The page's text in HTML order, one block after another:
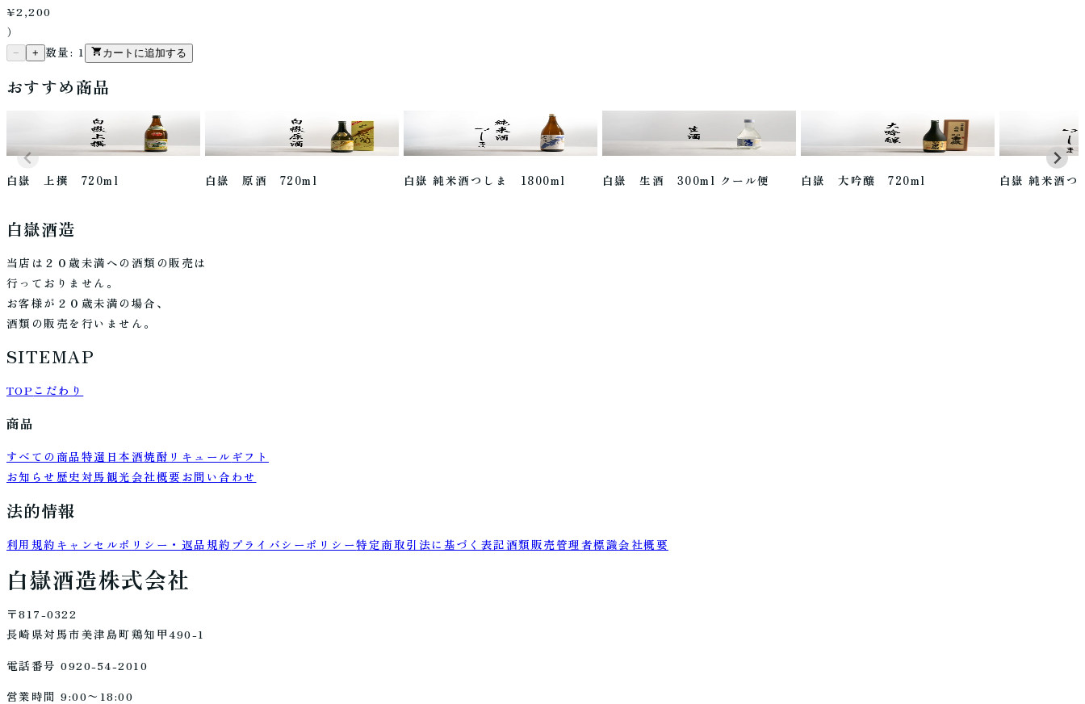
¥2,200
）
− + 数量: 1 カートに追加する
おすすめ商品
白嶽 上撰 720ml 白嶽 原酒 720ml 白嶽 純米酒つしま 1800ml 白嶽 生酒 300ml クール便 白嶽 大吟醸 720ml 白嶽 純米酒
白嶽酒造
当店は２０歳未満への酒類の販売は
行っておりません。
お客様が２０歳未満の場合、
酒類の販売を行いません。
SITEMAP
TOP こだわり
商品
すべての商品特選 日本酒焼酎 リキュール ギフト
お知らせ 歴史対馬観光会社概要 お問い合わせ
法的情報
利用規約 キャンセルポリシー・返品規約 プライバシーポリシー特定商取引法に基づく表記酒類販売管理者標識会社概要
白嶽酒造株式会社
〒817-0322
長崎県対馬市美津島町鶏知甲490-1
電話番号 0920-54-2010
営業時間 9:00〜18:00